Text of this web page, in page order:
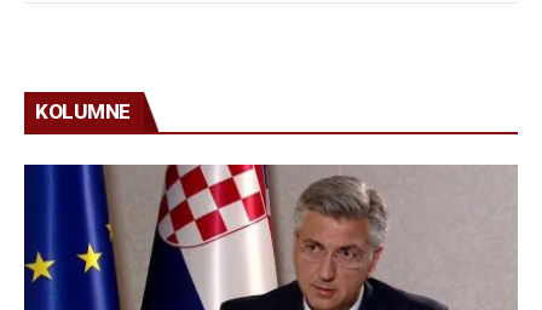
KOLUMNE